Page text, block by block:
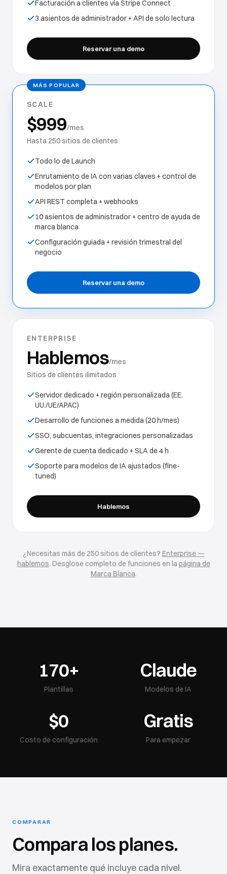
Facturación a clientes vía Stripe Connect
3 asientos de administrador + API de solo lectura
Reservar una demo
MÁS POPULAR
SCALE
$999/mes
Hasta 250 sitios de clientes
Todo lo de Launch
Enrutamiento de IA con varias claves + control de
modelos por plan
API REST completa + webhooks
10 asientos de administrador + centro de ayuda de
marca blanca
Configuración guiada + revisión trimestral del
negocio
Reservar una demo
ENTERPRISE
Hablemos/mes
Sitios de clientes ilimitados
Servidor dedicado + región personalizada (EE.
UU./UE/APAC)
Desarrollo de funciones a medida (20 h/mes)
SSO, subcuentas, integraciones personalizadas
Gerente de cuenta dedicado + SLA de 4 h
Soporte para modelos de IA ajustados (fine-
tuned)
Hablemos
¿Necesitas más de 250 sitios de clientes? Enterprise —
hablemos. Desglose completo de funciones en la página de
Marca Blanca.
170+
Plantillas
Claude
Modelos de IA
$0
Costo de configuración
Gratis
Para empezar
COMPARAR
Compara los planes.
Mira exactamente qué incluye cada nivel.